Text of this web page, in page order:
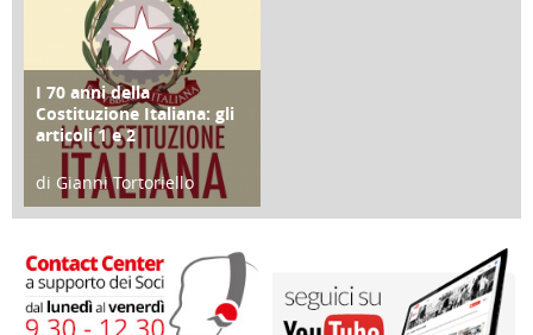
FOCUS
I 70 anni della
Costituzione Italiana: gli
articoli 1 e 2
di Gianni Tortoriello
17 Marzo 2018